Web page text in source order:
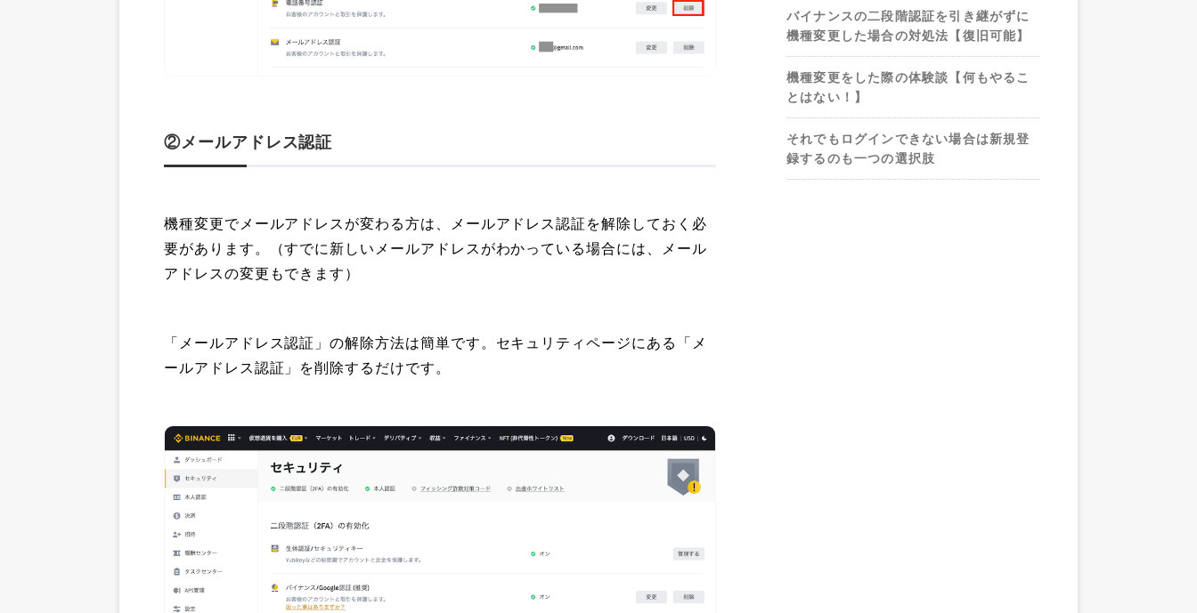
②メールアドレス認証
機種変更でメールアドレスが変わる方は、メールアドレス認証を解除しておく必
要があります。（すでに新しいメールアドレスがわかっている場合には、メール
アドレスの変更もできます）
「メールアドレス認証」の解除方法は簡単です。セキュリティページにある「メ
ールアドレス認証」を削除するだけです。
バイナンスの二段階認証を引き継がずに
機種変更した場合の対処法【復旧可能】
機種変更をした際の体験談【何もやるこ
とはない！】
それでもログインできない場合は新規登
録するのも一つの選択肢